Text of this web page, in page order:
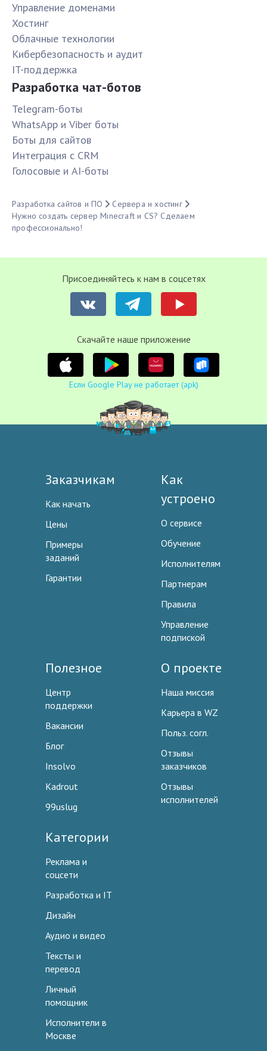
Управление доменами
Хостинг
Облачные технологии
Кибербезопасность и аудит
IT-поддержка
Разработка чат-ботов
Telegram-боты
WhatsApp и Viber боты
Боты для сайтов
Интеграция с CRM
Голосовые и AI-боты
Разработка сайтов и ПО
Сервера и хостинг
Нужно создать сервер Minecraft и CS? Сделаем
профессионально!
Присоединяйтесь к нам в соцсетях
Cкачайте наше приложение
Если Google Play не работает (apk)
Заказчикам
Как начать
Цены
Примеры
заданий
Гарантии
Как
устроено
О сервисе
Обучение
Исполнителям
Партнерам
Правила
Управление
подпиской
Полезное
Центр
поддержки
Вакансии
Блог
Insolvo
Kadrout
99uslug
О проекте
Наша миссия
Карьера в WZ
Польз. согл.
Отзывы
заказчиков
Отзывы
исполнителей
Категории
Реклама и
соцсети
Разработка и IT
Дизайн
Аудио и видео
Тексты и
перевод
Личный
помощник
Исполнители в
Москве